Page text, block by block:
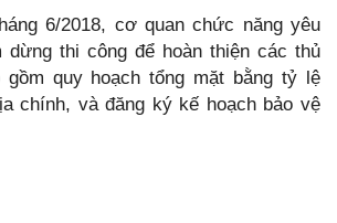
6/2018, cơ quan chức năng yêu
dừng thi công để hoàn thiện các thủ
quy hoạch tổng mặt bằng tỷ lệ
chính, và đăng ký kế hoạch bảo vệ